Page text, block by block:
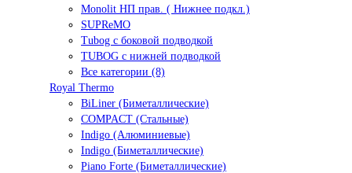
Monolit НП прав. ( Нижнее подкл.)
SUPReMO
Tubog с боковой подводкой
TUBOG с нижней подводкой
Все категории (8)
Royal Thermo
BiLiner (Биметаллические)
COMPACT (Стальные)
Indigo (Алюминиевые)
Indigo (Биметаллические)
Piano Forte (Биметаллические)